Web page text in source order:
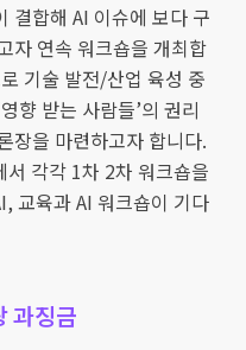
결합해 AI 이슈에 보다 구
자 연속 워크숍을 개최합
기술 발전/산업 육성 중
향 받는 사람들’의 권리
장을 마련하고자 합니다.
각각 1차 2차 워크숍을
교육과 AI 워크숍이 기다
과징금